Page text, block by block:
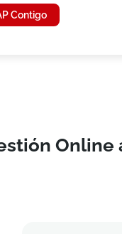
Contigo
Online